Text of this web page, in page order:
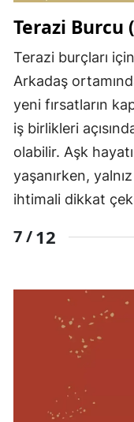
Terazi Burcu
Terazi burçları
Arkadaş
yeni fırsatların
iş birlikleri
olabilir. Aşk
yaşanırken,
ihtimali dikkat
7 /12